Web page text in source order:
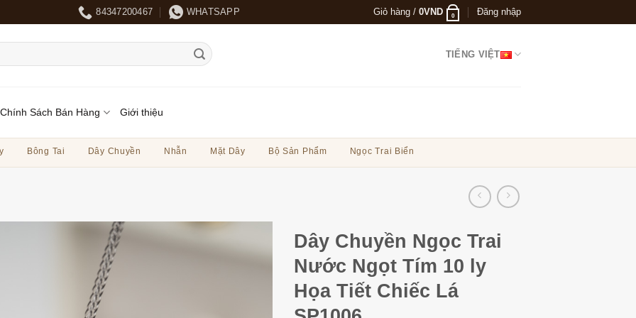
84347200467 WHATSAPP Giỏ hàng / 0VND 0 Đăng nhập
TIẾNG VIỆT
Chính Sách Bán Hàng Giới thiệu
Bông Tai Dây Chuyền Nhẫn Mặt Dây Bộ Sản Phẩm Ngọc Trai Biển
Dây Chuyền Ngọc Trai
Nước Ngọt Tím 10 ly
Họa Tiết Chiếc Lá